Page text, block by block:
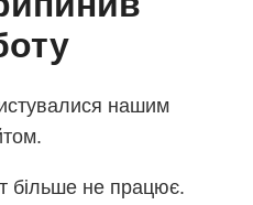
нашим
більше не працює.